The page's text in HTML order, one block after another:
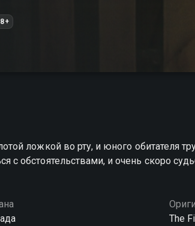
ложкой во рту, и юного обитателя
с обстоятельствами, и очень скоро
The